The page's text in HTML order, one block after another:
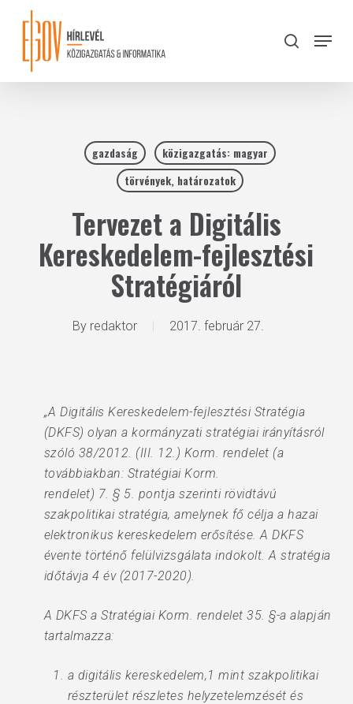
content
search
Menu
gazdaság
közigazgatás: magyar
törvények, határozatok
Tervezet a Digitális
Kereskedelem-fejlesztési
Stratégiáról
By redaktor 2017. február 27.
„A Digitális Kereskedelem-fejlesztési Stratégia
(DKFS) olyan a kormányzati stratégiai irányításról
szóló 38/2012. (III. 12.) Korm. rendelet (a
továbbiakban: Stratégiai Korm.
rendelet) 7. § 5. pontja szerinti rövidtávú
szakpolitikai stratégia, amelynek fő célja a hazai
elektronikus kereskedelem erősítése. A DKFS
évente történő felülvizsgálata indokolt. A stratégia
időtávja 4 év (2017-2020).
A DKFS a Stratégiai Korm. rendelet 35. §-a alapján
tartalmazza:
a digitális kereskedelem,1 mint szakpolitikai
részterület részletes helyzetelemzését és
Close